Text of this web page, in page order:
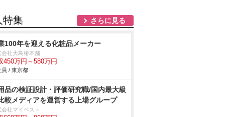
特集 さらに見る
100年を迎える化粧品メーカー
会社大島椿本舗
450万円～580万円
員 / 東京都
品の検証設計・評価研究職/国内最大級
較メディアを運営する上場グループ
会社マイベスト